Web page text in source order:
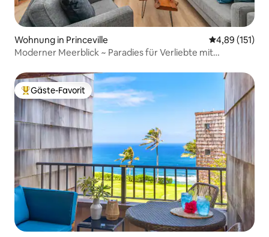
Wohnung in Princeville
4,89 (151)
Moderner Meerblick ~ Paradies für Verliebte mit
Beliebter Gäste-Favorit.
Gäste-Favorit